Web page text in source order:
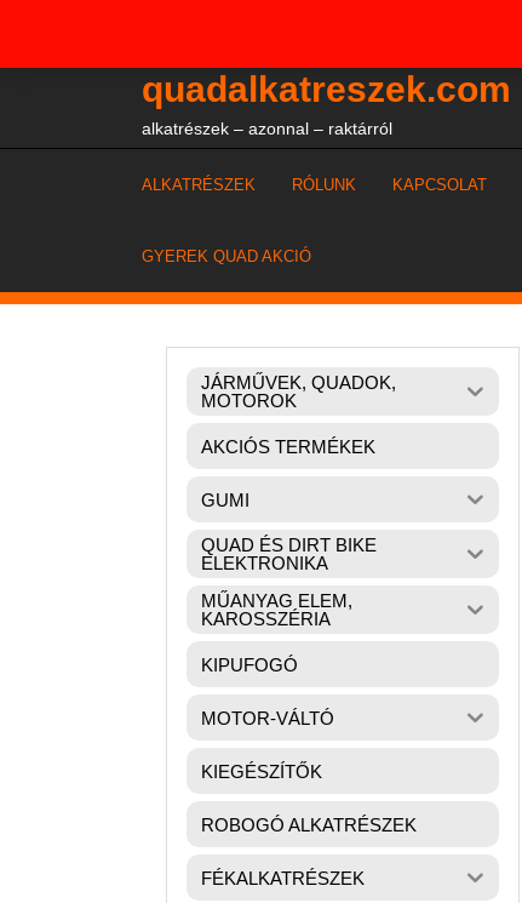
quadalkatreszek.com
alkatrészek – azonnal – raktárról
ALKATRÉSZEK RÓLUNK KAPCSOLAT
GYEREK QUAD AKCIÓ
JÁRMŰVEK, QUADOK,
MOTOROK
AKCIÓS TERMÉKEK
GUMI
QUAD ÉS DIRT BIKE
ELEKTRONIKA
MŰANYAG ELEM,
KAROSSZÉRIA
KIPUFOGÓ
MOTOR-VÁLTÓ
KIEGÉSZÍTŐK
ROBOGÓ ALKATRÉSZEK
FÉKALKATRÉSZEK